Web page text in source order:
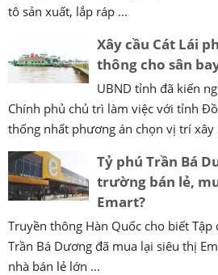
tô sản xuất, lắp ráp ...
Xây cầu Cát Lái
thông cho sân
UBND tỉnh đã kiến
Chính phủ chủ trì làm việc với tỉnh
thống nhất phương án chọn vị trí xây
Tỷ phú Trần Bá
trường bán lẻ,
Emart?
Truyền thông Hàn Quốc cho biết Tập
Trần Bá Dương đã mua lại siêu thị
nhà bán lẻ lớn ...